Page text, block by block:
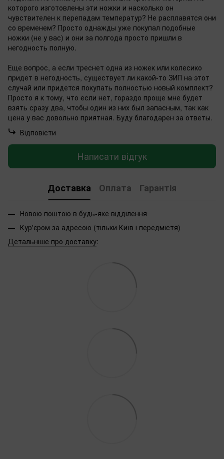
которого изготовлены эти ножки и насколько он
чувствителен к перепадам температур? Не расплавятся они
со временем? Просто однажды уже покупал подобные
ножки (не у вас) и они за полгода просто пришли в
негодность полную.
Еще вопрос, а если треснет одна из ножек или колесико
придет в негодность, существует ли какой-то ЗИП на этот
случай или придется покупать полностью новый комплект?
Просто я к тому, что если нет, гораздо проще мне будет
взять сразу два, чтобы один из них был запасным, так как
цена у вас довольно приятная. Буду благодарен за ответы.
Відповісти
Написати відгук
Доставка Оплата Гарантія
Новою поштою в будь-яке відділення
Кур'єром за адресою (тільки Київ і передмістя)
Детальніше про доставку: